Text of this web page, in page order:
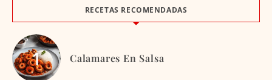
RECETAS RECOMENDADAS
Calamares En Salsa